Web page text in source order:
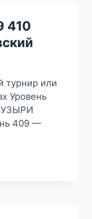
410
турнир или
Уровень
409 —